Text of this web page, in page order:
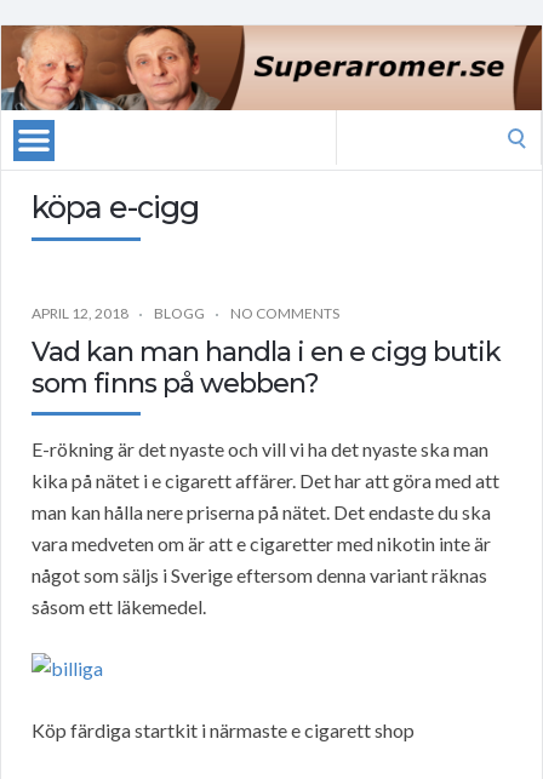
köpa e-cigg
APRIL 12, 2018 BLOGG NO COMMENTS
Vad kan man handla i en e cigg butik
som finns på webben?
E-rökning är det nyaste och vill vi ha det nyaste ska man
kika på nätet i e cigarett affärer. Det har att göra med att
man kan hålla nere priserna på nätet. Det endaste du ska
vara medveten om är att e cigaretter med nikotin inte är
något som säljs i Sverige eftersom denna variant räknas
såsom ett läkemedel.
Köp färdiga startkit i närmaste e cigarett shop